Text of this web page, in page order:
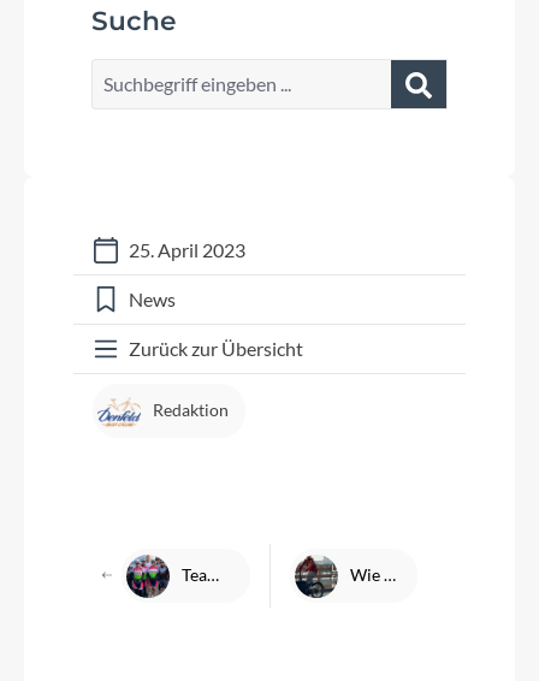
Suche
25. April 2023
News
Zurück zur Übersicht
Redaktion
Team DENFELD bei der ŠKODA Velotour - Eschborn-Frankfurt 2023 Wie funktioniert die Lastenradförderung in Hessen?